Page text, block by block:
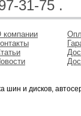
31-75 .
компании
шин и дисков,